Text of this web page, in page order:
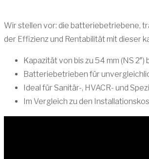
Wir stellen vor: die batteriebetriebene,
der Effizienz und Rentabilität mit dieser
Kapazität von bis zu 54 mm (NS
Batteriebetrieben für
Ideal für Sanitär-, HVACR- und
Im Vergleich zu den